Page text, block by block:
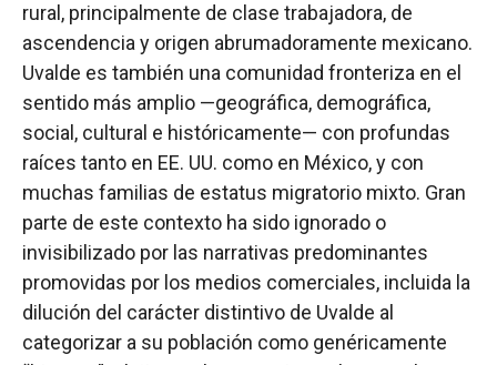
rural, principalmente de clase trabajadora, de
ascendencia y origen abrumadoramente mexicano.
Uvalde es también una comunidad fronteriza en el
sentido más amplio —geográfica, demográfica,
social, cultural e históricamente— con profundas
raíces tanto en EE. UU. como en México, y con
muchas familias de estatus migratorio mixto. Gran
parte de este contexto ha sido ignorado o
invisibilizado por las narrativas predominantes
promovidas por los medios comerciales, incluida la
dilución del carácter distintivo de Uvalde al
categorizar a su población como genéricamente